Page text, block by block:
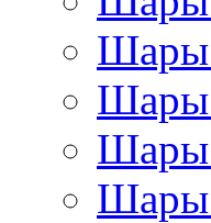
Шары
Шары
Шары
Шары